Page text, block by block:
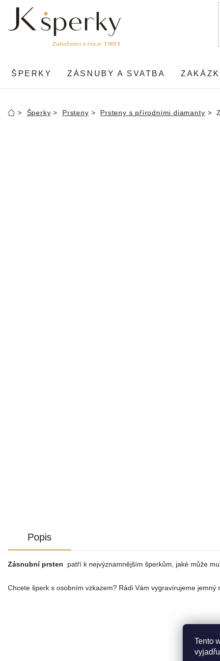
Tento
obsah
ŠPERKY ZÁSNUBY A SVATBA
DomůŠperky Prsteny Prsteny s přírodními diamanty
Popis
Zásnubní prsten patří k nejvýznamnějším šperkům, jaké může
Chcete šperk s osobním vzkazem? Rádi Vám vygravírujeme